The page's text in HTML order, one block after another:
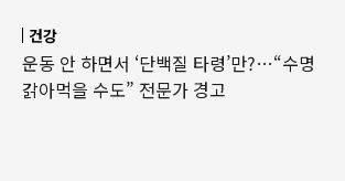
건강
운동 안 하면서 ‘단백질 타령’만?…“수명
갉아먹을 수도” 전문가 경고